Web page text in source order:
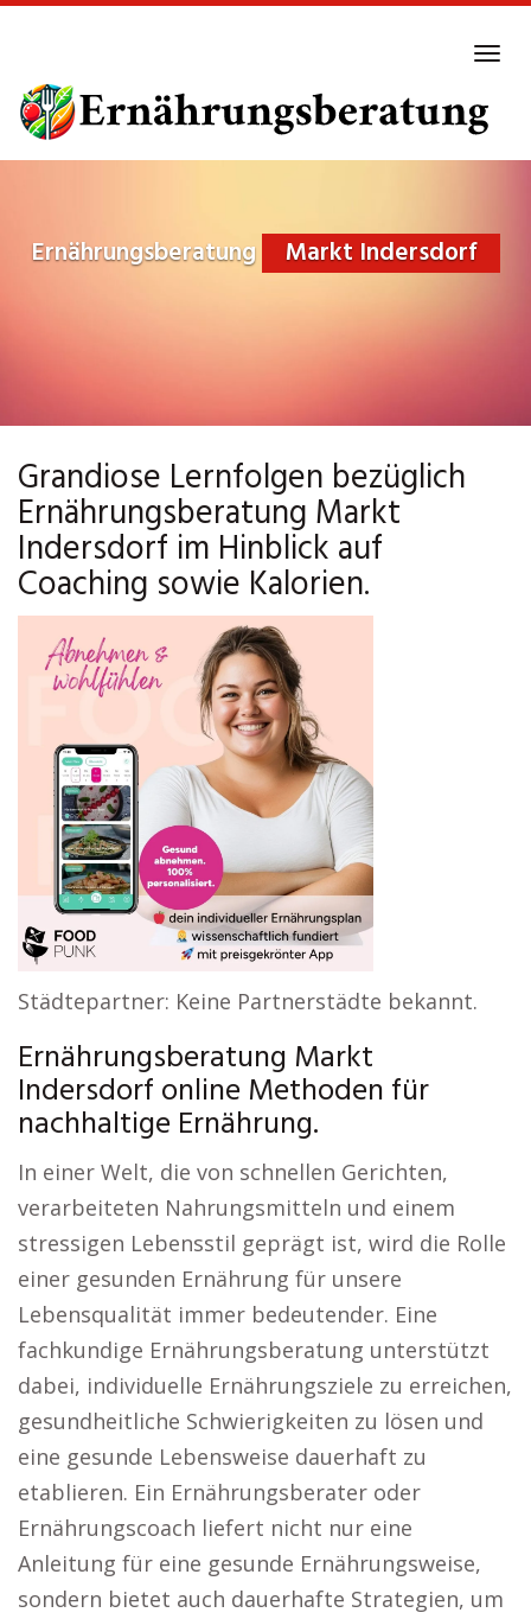
main
content
Ernährungsberatung Markt Indersdorf
Grandiose Lernfolgen bezüglich
Ernährungsberatung Markt
Indersdorf im Hinblick auf
Coaching sowie Kalorien.
Städtepartner: Keine Partnerstädte bekannt.
Ernährungsberatung Markt
Indersdorf online Methoden für
nachhaltige Ernährung.
In einer Welt, die von schnellen Gerichten,
verarbeiteten Nahrungsmitteln und einem
stressigen Lebensstil geprägt ist, wird die Rolle
einer gesunden Ernährung für unsere
Lebensqualität immer bedeutender. Eine
fachkundige Ernährungsberatung unterstützt
dabei, individuelle Ernährungsziele zu erreichen,
gesundheitliche Schwierigkeiten zu lösen und
eine gesunde Lebensweise dauerhaft zu
etablieren. Ein Ernährungsberater oder
Ernährungscoach liefert nicht nur eine
Anleitung für eine gesunde Ernährungsweise,
sondern bietet auch dauerhafte Strategien, um